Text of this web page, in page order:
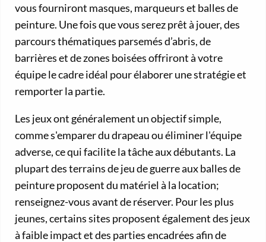
vous fourniront masques, marqueurs et balles de
peinture. Une fois que vous serez prêt à jouer, des
parcours thématiques parsemés d’abris, de
barrières et de zones boisées offriront à votre
équipe le cadre idéal pour élaborer une stratégie et
remporter la partie.
Les jeux ont généralement un objectif simple,
comme s'emparer du drapeau ou éliminer l'équipe
adverse, ce qui facilite la tâche aux débutants. La
plupart des terrains de jeu de guerre aux balles de
peinture proposent du matériel à la location;
renseignez-vous avant de réserver. Pour les plus
jeunes, certains sites proposent également des jeux
à faible impact et des parties encadrées afin de